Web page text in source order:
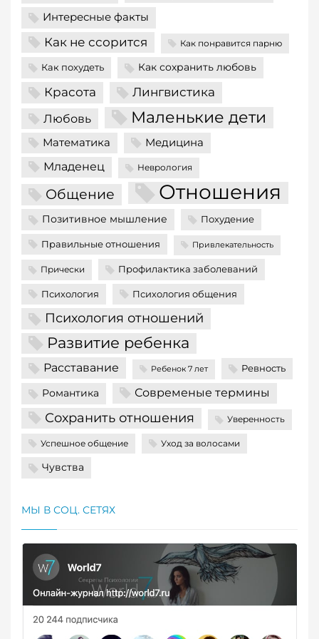
Интересные факты
Как не ссорится Как понравится парню
Как похудеть Как сохранить любовь
Красота Лингвистика
Любовь Маленькие дети
Математика Медицина
Младенец Неврология
Общение Отношения
Позитивное мышление Похудение
Правильные отношения Привлекательность
Прически Профилактика заболеваний
Психология Психология общения
Психология отношений
Развитие ребенка
Расставание Ребенок 7 лет Ревность
Романтика Современые термины
Сохранить отношения Уверенность
Успешное общение Уход за волосами
Чувства
МЫ В СОЦ. СЕТЯХ